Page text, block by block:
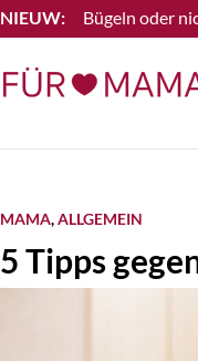
Bügeln oder
Lesen Sie mehr
MAMA,ALLGEMEIN
5 Tipps